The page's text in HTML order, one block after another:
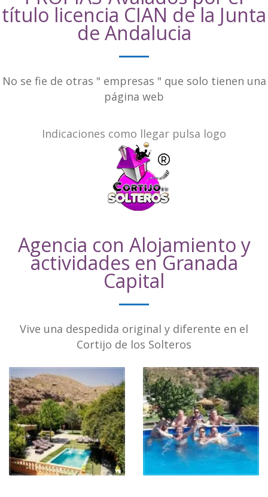
título licencia CIAN de la Junta
de Andalucia
No se fie de otras " empresas " que solo tienen una
página web
Indicaciones como llegar pulsa logo
Agencia con Alojamiento y
actividades en Granada
Capital
Vive una despedida original y diferente en el
Cortijo de los Solteros